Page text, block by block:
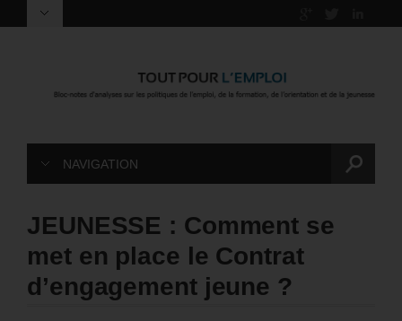
NAVIGATION
JEUNESSE : Comment se
met en place le Contrat
d’engagement jeune ?